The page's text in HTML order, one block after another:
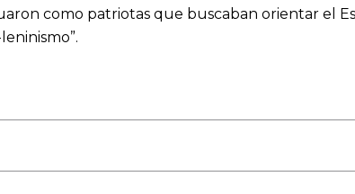
como patriotas que buscaban orientar el